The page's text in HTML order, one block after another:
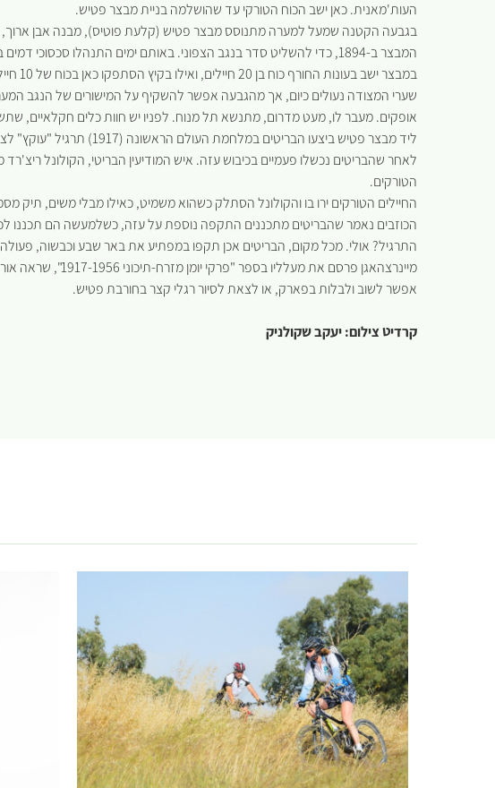
העות'מאנית. כאן ישב הכוח הטורקי עד שהושלמה בניית מבצר פטיש.
בגבעה הקטנה שמעל למערה מתנוסס מבצר פטיש (קלעת פוטיס), מבנה אבן ארוך,
המבצר ב-1894, כדי להשליט סדר בנגב הצפוני. באותם ימים התנהלו סכסוכי דמים בין השבטים הבדווים א-תראבין וא-תיאהא.
במבצר ישב בעונות החורף כוח בן 20 חיילים, ואילו בקיץ הסתפקו כאן בכוח של 10 חיילים בלבד.
שערי המצודה נעולים כיום, אך מהגבעה אפשר להשקיף על המישורים של הנגב
אופקים. מעבר לו, מעט מדרום, מתנשא תל מנוח. לפניו יש חוות כלים חקלאיים,
ליד מבצר פטיש ביצעו הבריטים
לאחר שהבריטים נכשלו פעמיים בכיבוש עזה. איש המודיעין הבריטי, הקולונל
הטורקים.
החיילים הטורקים ירו בו והקולונל הסתלק כשהוא משמיט, כאילו מבלי משים, תיק
הכוזבים נאמר שהבריטים מתכננים התקפה נוספת על עזה, כשלמעשה הם תכננו
התרגיל? אולי. מכל מקום, הבריטים אכן תקפו במפתיע את באר שבע וכבשוה,
אפשר לשוב ולבלות בפארק, או לצאת לסיור רגלי קצר בחורבת פטיש.
קרדיט צילום: יעקב שקולניק